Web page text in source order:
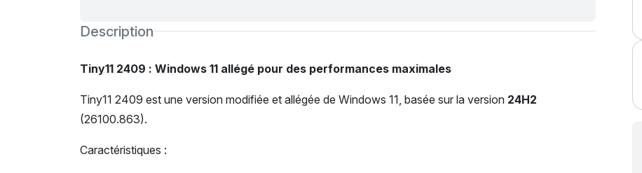
Description
Tiny11 2409 : Windows 11 allégé pour des performances maximales
Tiny11 2409 est une version modifiée et allégée de Windows 11, basée sur la version 24H2
(26100.863).
Caractéristiques :